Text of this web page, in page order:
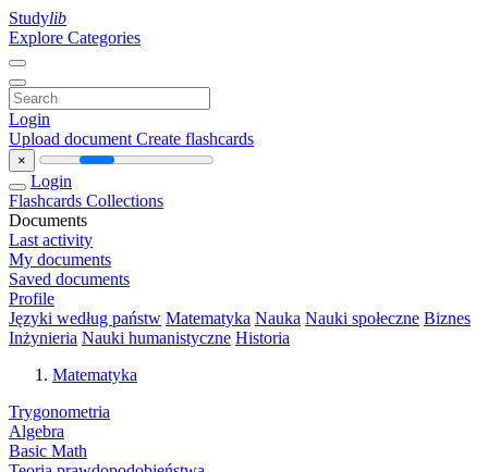
Studylib
Explore Categories
Login
Upload document Create flashcards
×
Login
Flashcards Collections
Documents
Last activity
My documents
Saved documents
Profile
Języki według państw Matematyka Nauka Nauki społeczne Biznes
Inżynieria Nauki humanistyczne Historia
Matematyka
Trygonometria
Algebra
Basic Math